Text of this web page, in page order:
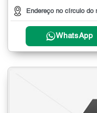
Endereço no círculo do
WhatsApp